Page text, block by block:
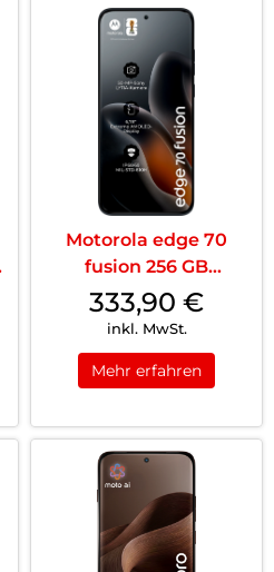
Motorola edge 70
fusion 256 GB
Silhouette
333,90 €
inkl. MwSt.
Mehr erfahren